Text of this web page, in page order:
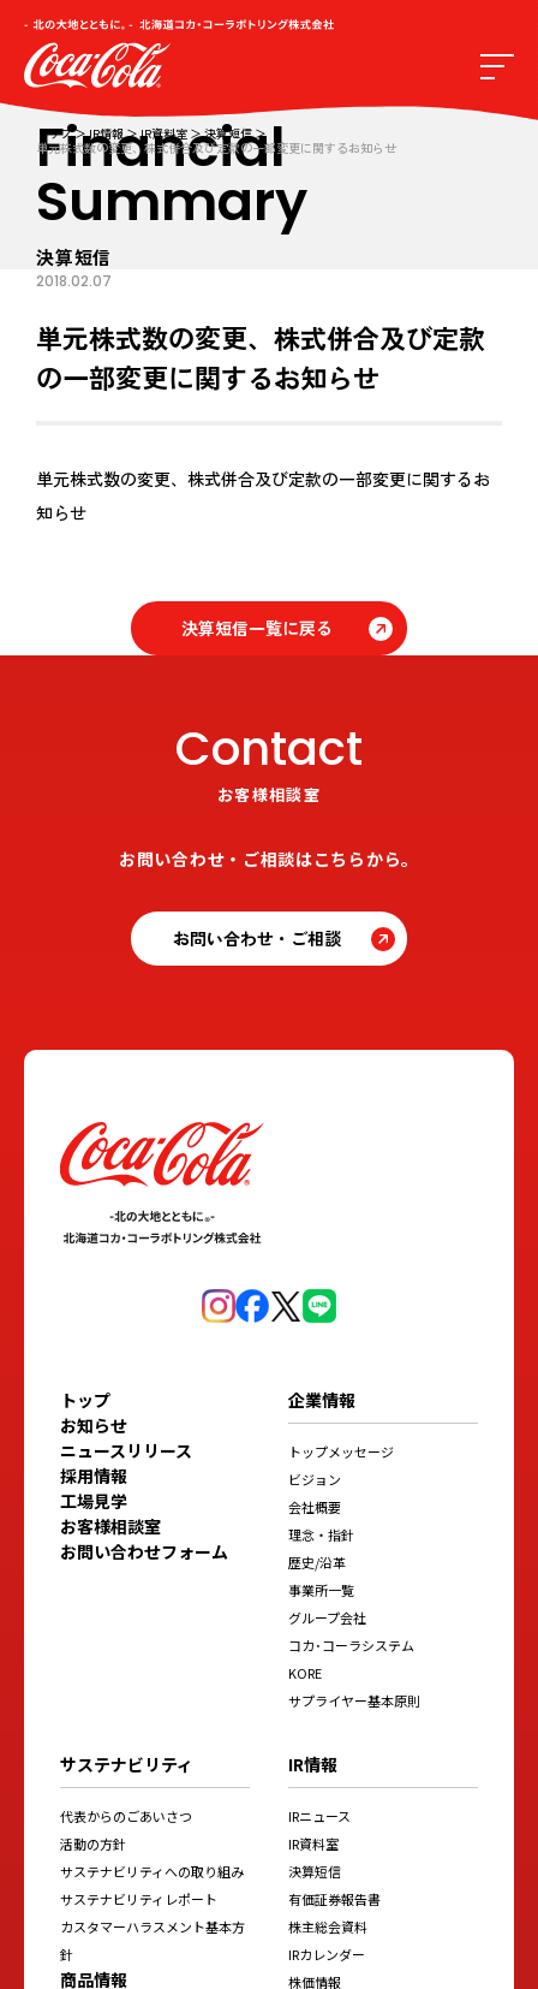
トップ IR情報 IR資料室
決算短信
単元株式数の変更、株式併合及び定款の一部変更に関するお知らせ
Financial
Summary
決算短信
2018.02.07
単元株式数の変更、株式併合及び定款
の一部変更に関するお知らせ
単元株式数の変更、株式併合及び定款の一部変更に関するお
知らせ
決算短信一覧に戻る
Contact
お客様相談室
お問い合わせ・ご相談はこちらから。
お問い合わせ・ご相談
トップ
お知らせ
ニュースリリース
採用情報
工場見学
お客様相談室
お問い合わせフォーム
企業情報
トップメッセージ
ビジョン
会社概要
理念・指針
歴史/沿革
事業所一覧
グループ会社
コカ･コーラシステム
KORE
サプライヤー基本原則
サステナビリティ
代表からのごあいさつ
活動の方針
サステナビリティへの取り組み
サステナビリティレポート
カスタマーハラスメント基本方
針
商品情報
IR情報
IRニュース
IR資料室
決算短信
有価証券報告書
株主総会資料
IRカレンダー
株価情報